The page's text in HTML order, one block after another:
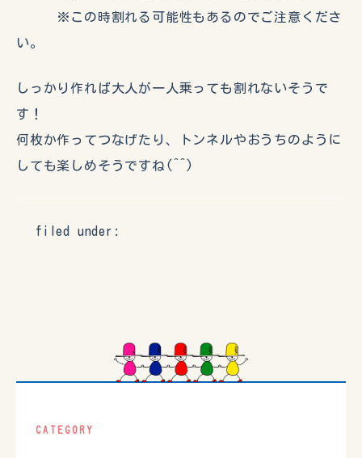
※この時割れる可能性もあるのでご注意くださ
い。
しっかり作れば大人が一人乗っても割れないそうで
す！
何枚か作ってつなげたり、トンネルやおうちのように
しても楽しめそうですね(^^)
filed under:
CATEGORY